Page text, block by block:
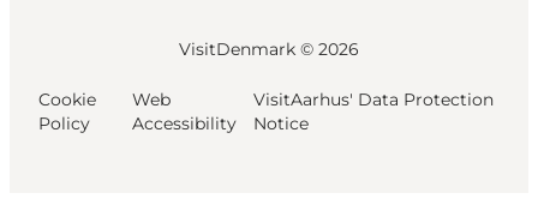
VisitDenmark © 2026
Cookie
Policy
Web
Accessibility
VisitAarhus' Data Protection
Notice